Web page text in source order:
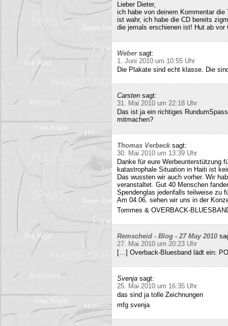
Lieber Dieter,
ich habe von deinem Kommentar
ist wahr, ich habe die CD bereits
die jemals erschienen ist! Hut ab vor
Weber sagt:
1. Juni 2010 um 10:55 Uhr
Die Plakate sind echt klasse. Die
Carsten sagt:
31. Mai 2010 um 22:18 Uhr
Das ist ja ein richtiges
mitmachen?
Thomas Verbeck sagt:
30. Mai 2010 um 13:39 Uhr
Danke für eure Werbeunterstützung
katastrophale Situation in Haiti ist
Das wussten wir auch vorher. Wir
veranstaltet. Gut 40 Menschen
Spendenglas jedenfalls teilweise zu
Am 04.06. sehen wir uns in der
Tommes & OVERBACK-
Remscheid - Blog - 27 May 2010
27. Mai 2010 um 20:23 Uhr
[…] Overback-Bluesband lädt ein:
Svenja sagt:
25. Mai 2010 um 16:35 Uhr
das sind ja tolle Zeichnungen
mfg svenja